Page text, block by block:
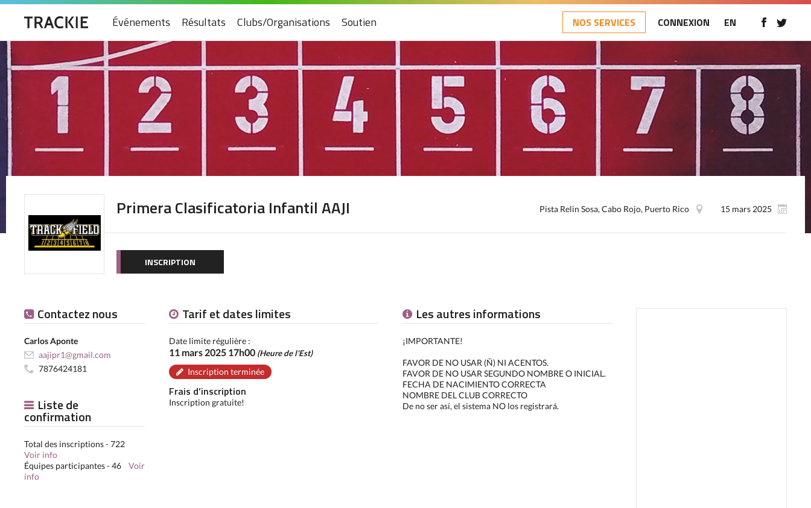
Événements Résultats Clubs/Organisations Soutien NOS SERVICES CONNEXION EN
Primera Clasificatoria Infantil AAJI 15 mars 2025
Pista Relin Sosa, Cabo Rojo, Puerto Rico
INSCRIPTION
Tarif et dates limites
Date limite régulière :
11 mars 2025 17h00 (Heure de l'Est)
Inscription terminée
Frais d’inscription
Inscription gratuite!
Les autres informations
¡IMPORTANTE!
FAVOR DE NO USAR (Ñ) NI ACENTOS.
FAVOR DE NO USAR SEGUNDO NOMBRE O INICIAL.
FECHA DE NACIMIENTO CORRECTA
NOMBRE DEL CLUB CORRECTO
De no ser así, el sistema NO los registrará.
Contactez nous
Carlos Aponte
aajipr1@gmail.com
7876424181
Liste de
confirmation
Total des inscriptions - 722
Voir info
Équipes participantes - 46 Voir
info